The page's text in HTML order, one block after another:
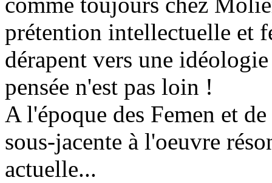
prétention intellectuelle et
dérapent vers une
pensée n'est pas loin !
A l'époque des Femen et
sous-jacente à l'oeuvre
actuelle...